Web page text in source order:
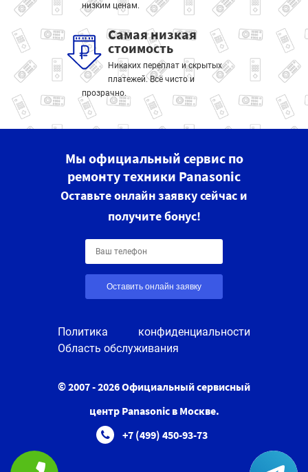
низким ценам.
Самая низкая
стоимость
Никаких переплат и скрытых
платежей. Всё чисто и
прозрачно.
Мы официальный сервис по
ремонту техники Panasonic
Оставьте онлайн заявку сейчас и
получите бонус!
Оставить онлайн заявку
Политика конфиденциальности
Область обслуживания
© 2007 - 2026 Официальный сервисный
центр Panasonic в Москве.
+7 (499) 450-93-73